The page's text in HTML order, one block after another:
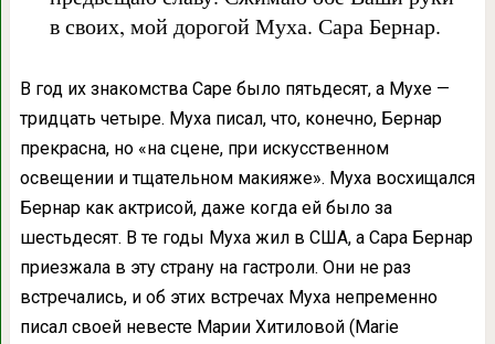
в своих, мой дорогой Муха. Сара Бернар.
В год их знакомства Саре было пятьдесят, а Мухе —
тридцать четыре. Муха писал, что, конечно, Бернар
прекрасна, но «на сцене, при искусственном
освещении и тщательном макияже». Муха восхищался
Бернар как актрисой, даже когда ей было за
шестьдесят. В те годы Муха жил в США, а Сара Бернар
приезжала в эту страну на гастроли. Они не раз
встречались, и об этих встречах Муха непременно
писал своей невесте Марии Хитиловой (Marie